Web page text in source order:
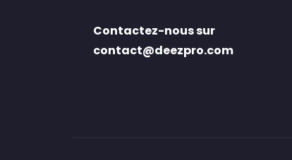
Contactez-nous sur
contact@deezpro.com